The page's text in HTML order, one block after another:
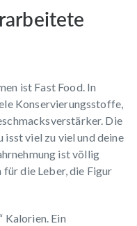
ist Fast Food. In
Konservierungsstoffe,
Die
isst viel zu viel und deine
ist völlig
die Leber, die Figur
Kalorien. Ein